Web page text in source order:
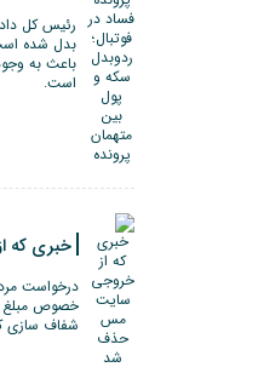
بدل شده
باعث به
است.
خبری
درخواست
خصوص مبلغ
شفاف سازی